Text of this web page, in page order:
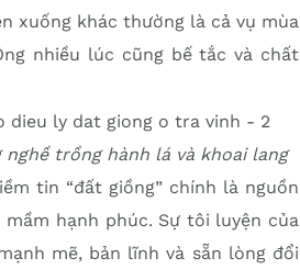
xuống khác thường là cả vụ mùa
nhiều lúc cũng bế tắc và chất
nghề trồng hành lá và khoai lang
tin “đất giồng” chính là nguồn
hạnh phúc. Sự tôi luyện của
mẽ, bản lĩnh và sẵn lòng đổi